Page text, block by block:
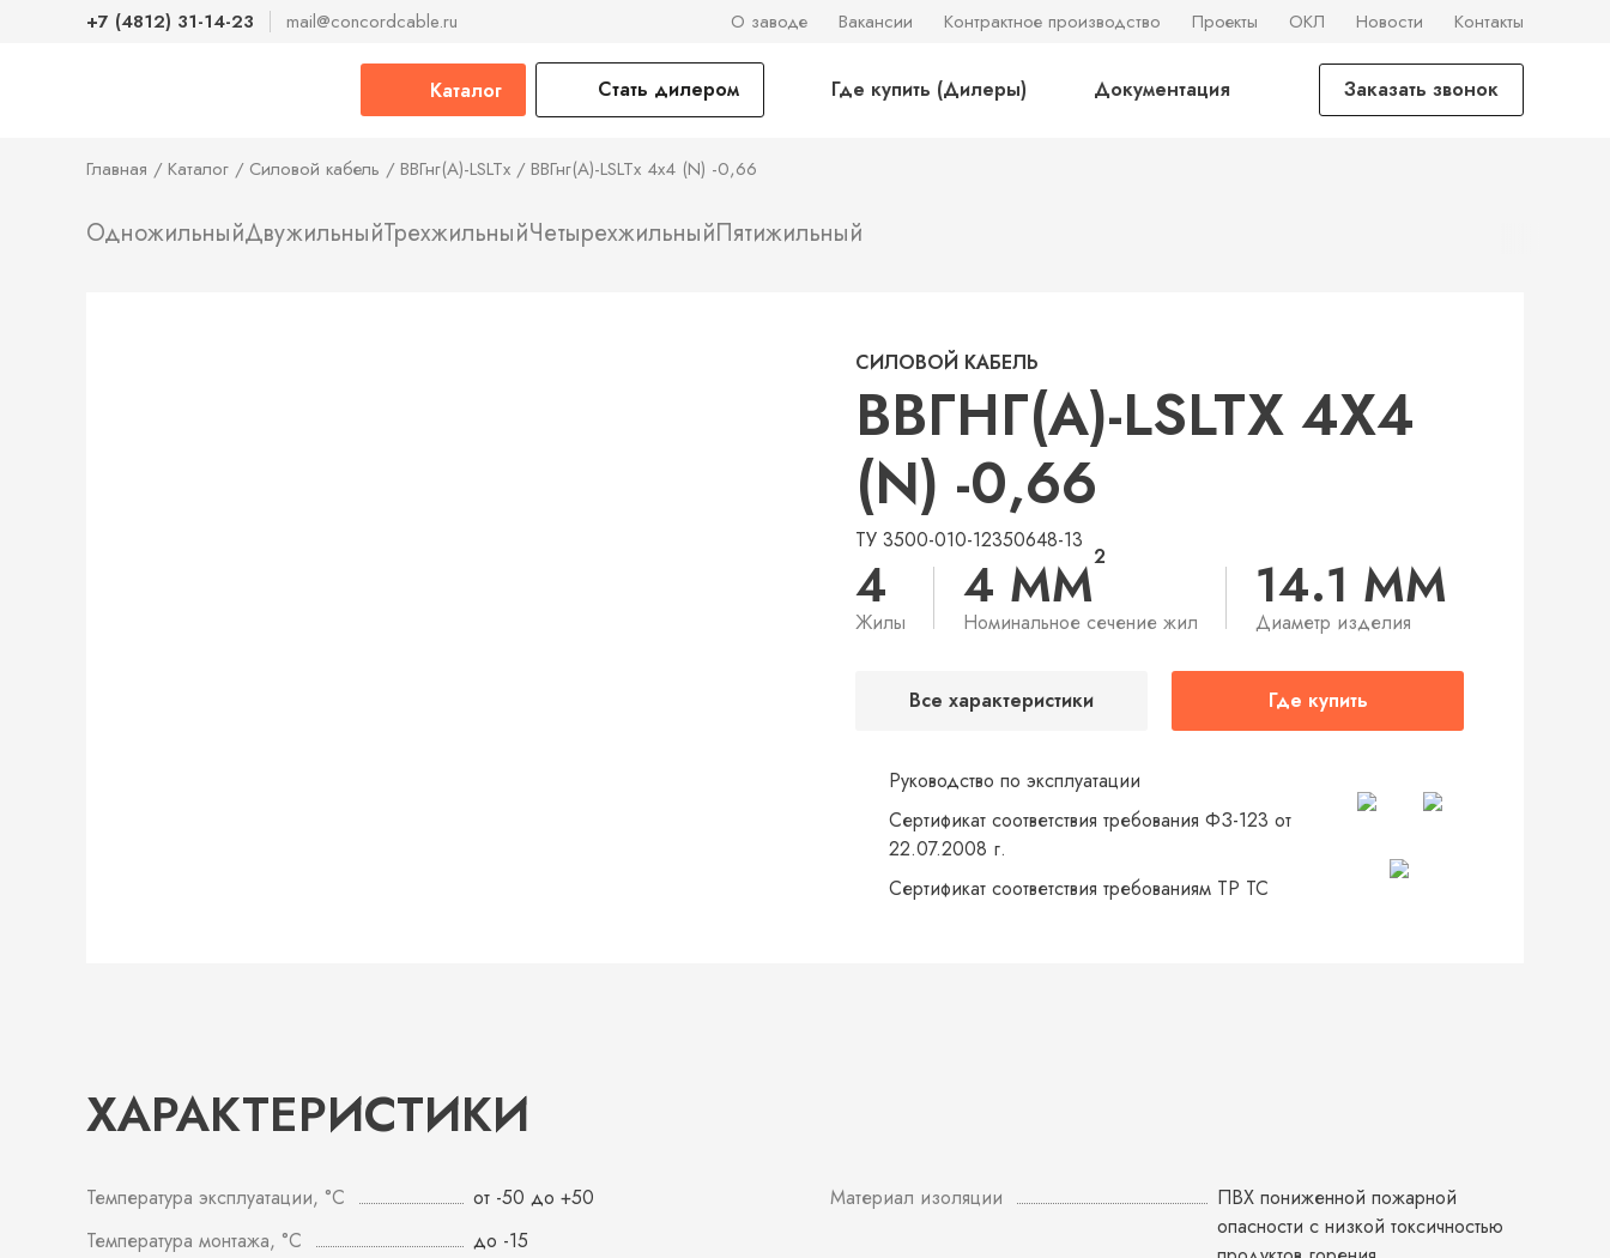
+7 (4812) 31-14-23 mail@concordcable.ru О заводе Вакансии Контрактное производство Проекты ОКЛ Новости Контакты
Каталог Стать дилером Где купить (Дилеры) Документация Заказать звонок
Главная Каталог Силовой кабель ВВГнг(А)-LSLTx ВВГнг(А)-LSLTx 4х4 (N) -0,66
ОдножильныйДвужильныйТрехжильныйЧетырехжильныйПятижильный
СИЛОВОЙ КАБЕЛЬ
ВВГНГ(А)-LSLTX 4Х4
(N) -0,66
ТУ 3500-010-12350648-13
4
Жилы
4 ММ2
Номинальное сечение жил
14.1 ММ
Диаметр изделия
Все характеристики Где купить
Руководство по эксплуатации
Сертификат соответствия требования ФЗ-123 от
22.07.2008 г.
Сертификат соответствия требованиям ТР ТС
ХАРАКТЕРИСТИКИ
Температура эксплуатации, °С
от -50 до +50
Температура монтажа, °С
до -15
Материал изоляции
ПВХ пониженной пожарной
опасности с низкой токсичностью